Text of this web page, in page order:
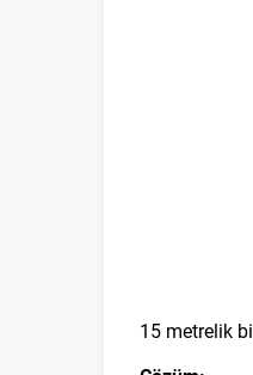
15 metrelik